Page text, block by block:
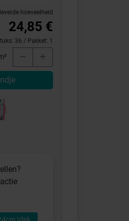
hoeveelheid
24,85 €
36 / Pakket: 1